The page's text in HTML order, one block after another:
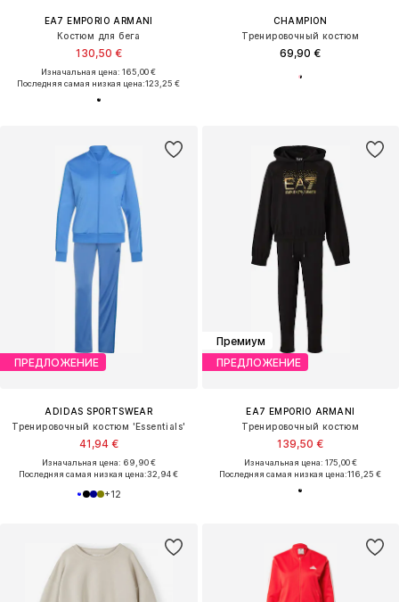
EA7 EMPORIO ARMANI
Костюм для бега
130,50 €
Изначальная цена: 165,00 €
Последняя самая низкая цена:123,25 €
CHAMPION
Тренировочный костюм
69,90 €
ПРЕДЛОЖЕНИЕ
ADIDAS SPORTSWEAR
Тренировочный костюм 'Essentials'
41,94 €
Изначальная цена: 69,90 €
Последняя самая низкая цена:32,94 €
+12
Премиум
ПРЕДЛОЖЕНИЕ
EA7 EMPORIO ARMANI
Тренировочный костюм
139,50 €
Изначальная цена: 175,00 €
Последняя самая низкая цена:116,25 €